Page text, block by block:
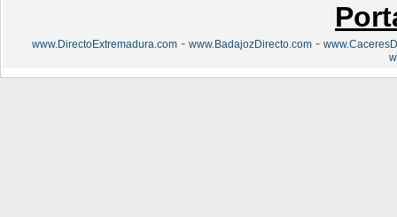
www.DirectoExtremadura.com - www.BadajozDirecto.com -